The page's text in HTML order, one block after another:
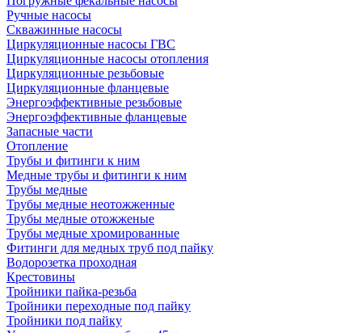
Ручные насосы
Скважинные насосы
Циркуляционные насосы ГВС
Циркуляционные насосы отопления
Циркуляционные резьбовые
Циркуляционные фланцевые
Энергоэффективные резьбовые
Энергоэффективные фланцевые
Запасные части
Отопление
Трубы и фитинги к ним
Медные трубы и фитинги к ним
Трубы медные
Трубы медные неотожженные
Трубы медные отожженые
Трубы медные хромированные
Фитинги для медных труб под пайку
Водорозетка проходная
Крестовины
Тройники пайка-резьба
Тройники переходные под пайку
Тройники под пайку